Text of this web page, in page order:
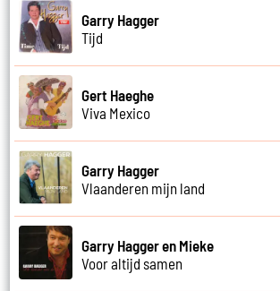
Garry Hagger
Tijd
Gert Haeghe
Viva Mexico
Garry Hagger
Vlaanderen mijn land
Garry Hagger en Mieke
Voor altijd samen